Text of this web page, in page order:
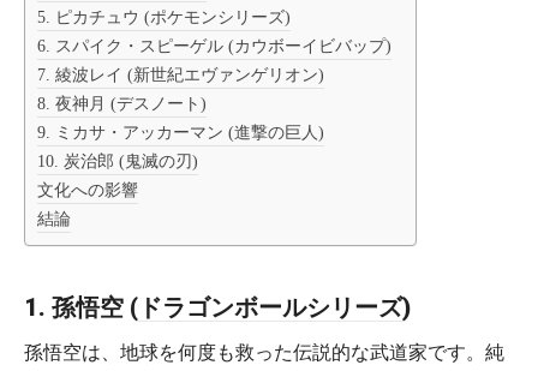
5. ピカチュウ (ポケモンシリーズ)
6. スパイク・スピーゲル (カウボーイビバップ)
7. 綾波レイ (新世紀エヴァンゲリオン)
8. 夜神月 (デスノート)
9. ミカサ・アッカーマン (進撃の巨人)
10. 炭治郎 (鬼滅の刃)
文化への影響
結論
1. 孫悟空 ( ドラゴンボールシリーズ)
孫悟空は、地球を何度も救った伝説的な武道家です。純